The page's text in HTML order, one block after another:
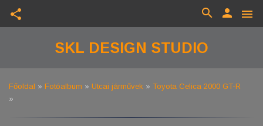
share menu
person
search
SKL DESIGN STUDIO
Főoldal » Fotóalbum » Utcai járművek » Toyota Celica 2000 GT-R
»